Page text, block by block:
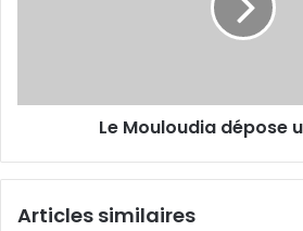
Le Mouloudia dépose
Articles similaires